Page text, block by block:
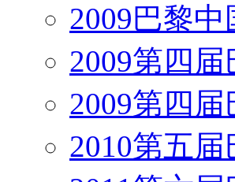
2009巴黎
2009第四
2009第四
2010第五